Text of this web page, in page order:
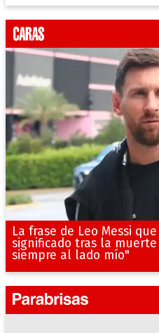
La frase de Leo Messi
significado tras la muerte
siempre al lado mío"